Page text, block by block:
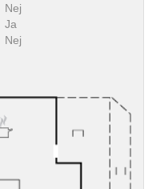
Nej
Ja
Nej